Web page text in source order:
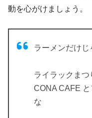
動を心がけましょう。
ラーメンだけじ
ライラックま
CONA CAFE
な